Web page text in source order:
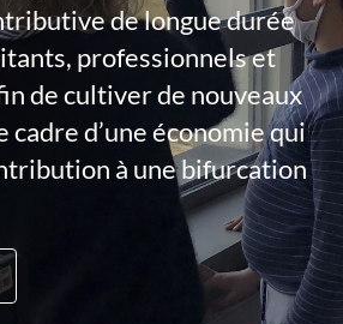
de longue durée
professionnels et
de cultiver de nouveaux
cadre d’une économie qui
à une bifurcation